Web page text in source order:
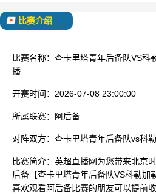
比赛介绍
比赛名称： 查卡里塔青年后备队VS科
播
开赛时间： 2026-07-08 23:00:00
所属联赛： 阿后备
对阵双方： 查卡里塔青年后备队vs科
比赛简介： 英超直播网为您带来北京
后备【查卡里塔青年后备队VS科勒加
喜欢观看阿后备比赛的朋友可以提前